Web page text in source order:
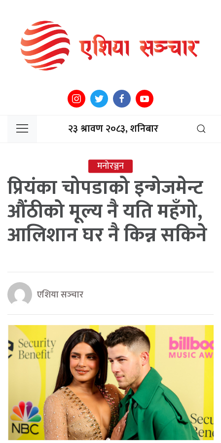
२३ श्रावण २०८३, शनिबार
मनोरञ्जन
प्रियंका चोपडाको इन्गेजमेन्ट
औंठीको मूल्य नै यति महँगो,
आलिशान घर नै किन्न सकिने
एशिया सञ्‍चार